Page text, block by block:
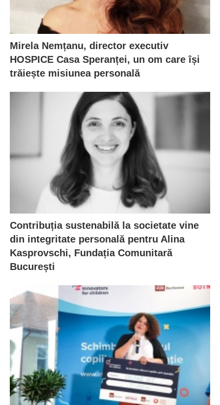
Mirela Nemțanu, director executiv
HOSPICE Casa Speranței, un om care își
trăiește misiunea personală
Contribuția sustenabilă la societate vine
din integritate personală pentru Alina
Kasprovschi, Fundația Comunitară
București